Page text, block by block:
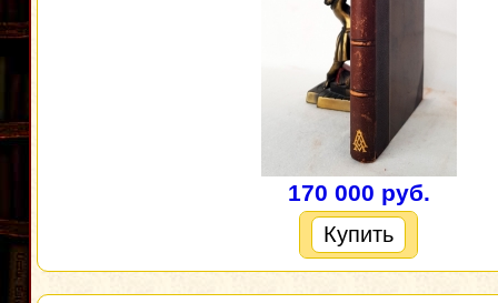
170 000 руб.
Купить